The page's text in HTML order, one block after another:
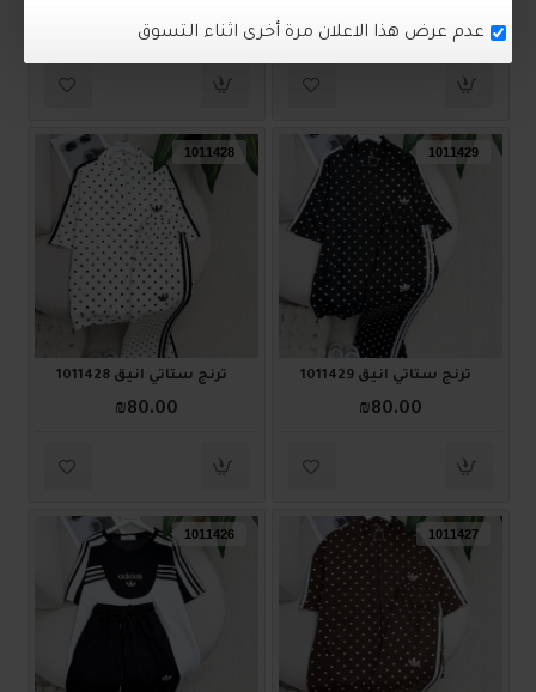
₪90.00
₪90.00
1011429
ترنج ستاتي أنيق 1011429
₪80.00
1011428
ترنج ستاتي أنيق 1011428
₪80.00
1011427
1011426